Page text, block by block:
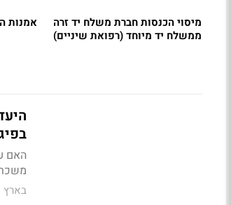
מיסוי הכנסות חברת משלח יד זרה
ממשלח יד מיוחד (רפואת שיניים)
אמנות
האם
בארץ